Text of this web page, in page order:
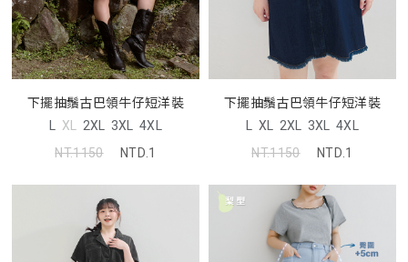
下擺抽鬚古巴領牛仔短洋裝
L XL 2XL 3XL 4XL
NT.1150
NTD.1
下擺抽鬚古巴領牛仔短洋裝
L XL 2XL 3XL 4XL
NT.1150
NTD.1